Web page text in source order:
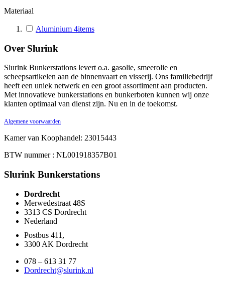
Materiaal
Aluminium 4items
Over Slurink
Slurink Bunkerstations levert o.a. gasolie, smeerolie en
scheepsartikelen aan de binnenvaart en visserij. Ons familiebedrijf
heeft een uniek netwerk en een groot assortiment aan producten.
Met innovatieve bunkerstations en bunkerboten kunnen wij onze
klanten optimaal van dienst zijn. Nu en in de toekomst.
Algemene voorwaarden
Kamer van Koophandel: 23015443
BTW nummer : NL001918357B01
Slurink Bunkerstations
Dordrecht
Merwedestraat 48S
3313 CS Dordrecht
Nederland
Postbus 411,
3300 AK Dordrecht
078 – 613 31 77
Dordrecht@slurink.nl